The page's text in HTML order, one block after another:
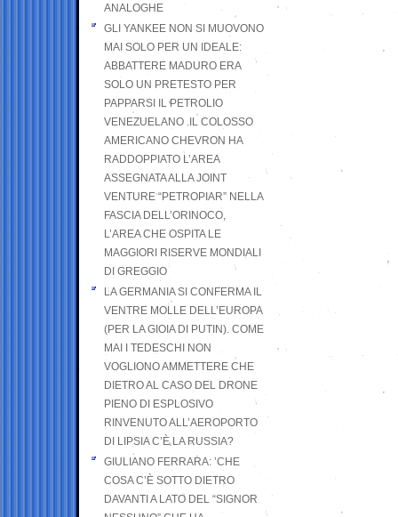
ANALOGHE
GLI YANKEE NON SI MUOVONO
MAI SOLO PER UN IDEALE:
ABBATTERE MADURO ERA
SOLO UN PRETESTO PER
PAPPARSI IL PETROLIO
VENEZUELANO .IL COLOSSO
AMERICANO CHEVRON HA
RADDOPPIATO L’AREA
ASSEGNATA ALLA JOINT
VENTURE “PETROPIAR” NELLA
FASCIA DELL’ORINOCO,
L’AREA CHE OSPITA LE
MAGGIORI RISERVE MONDIALI
DI GREGGIO
LA GERMANIA SI CONFERMA IL
VENTRE MOLLE DELL’EUROPA
(PER LA GIOIA DI PUTIN). COME
MAI I TEDESCHI NON
VOGLIONO AMMETTERE CHE
DIETRO AL CASO DEL DRONE
PIENO DI ESPLOSIVO
RINVENUTO ALL’AEROPORTO
DI LIPSIA C’È LA RUSSIA?
GIULIANO FERRARA: ’CHE
COSA C’È SOTTO DIETRO
DAVANTI A LATO DEL “SIGNOR